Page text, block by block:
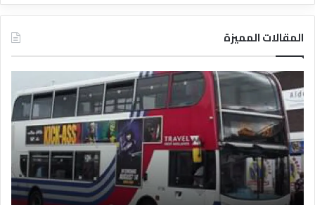
المقالات المميزة
ل
ي
ل
ا
ل
ن
ا